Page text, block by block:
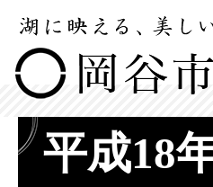
平成18